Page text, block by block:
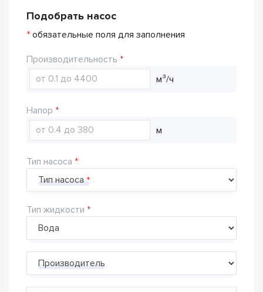
Подобрать насос
* обязательные поля для заполнения
Производительность
м³/ч
Напор
м
Тип насоса
Тип насоса
Тип жидкости
Производитель